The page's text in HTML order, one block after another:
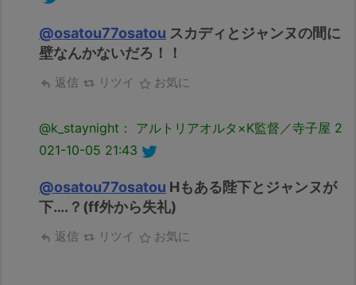
@osatou77osatou スカディとジャンヌの間に
壁なんかないだろ！！
返信 リツイ お気に
@k_staynight： アルトリアオルタ×K監督／寺子屋 2
021-10-05 21:43
@osatou77osatou Hもある陛下とジャンヌが
下….？(ff外から失礼)
返信 リツイ お気に